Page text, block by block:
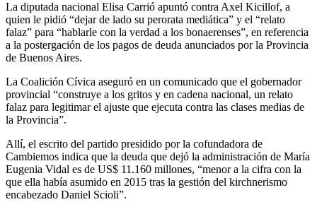
La diputada nacional Elisa Carrió apuntó contra Axel Kicillof, a
quien le pidió “dejar de lado su perorata mediática” y el “relato
falaz” para “hablarle con la verdad a los bonaerenses”, en referencia
a la postergación de los pagos de deuda anunciados por la Provincia
de Buenos Aires.
La Coalición Cívica aseguró en un comunicado que el gobernador
provincial “construye a los gritos y en cadena nacional, un relato
falaz para legitimar el ajuste que ejecuta contra las clases medias de
la Provincia”.
Allí, el escrito del partido presidido por la cofundadora de
Cambiemos indica que la deuda que dejó la administración de María
Eugenia Vidal es de US$ 11.160 millones, “menor a la cifra con la
que ella había asumido en 2015 tras la gestión del kirchnerismo
encabezado Daniel Scioli”.